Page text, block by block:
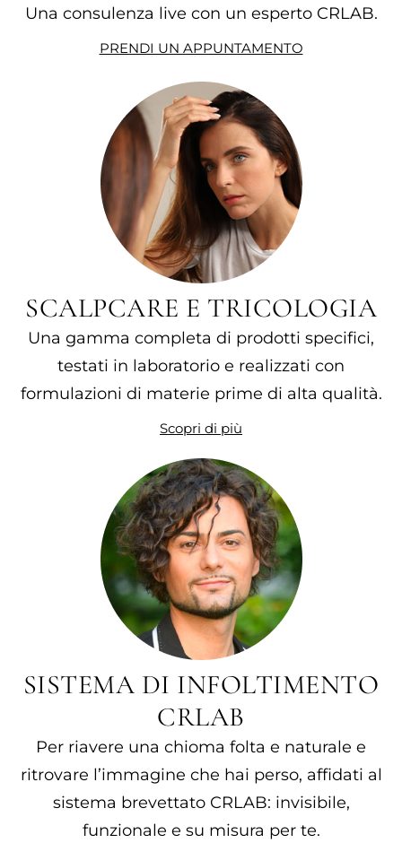
Una consulenza live con un esperto CRLAB.
PRENDI UN APPUNTAMENTO
SCALPCARE E TRICOLOGIA
Una gamma completa di prodotti specifici,
testati in laboratorio e realizzati con
formulazioni di materie prime di alta qualità.
Scopri di più
SISTEMA DI INFOLTIMENTO
CRLAB
Per riavere una chioma folta e naturale e
ritrovare l’immagine che hai perso, affidati al
sistema brevettato CRLAB: invisibile,
funzionale e su misura per te.